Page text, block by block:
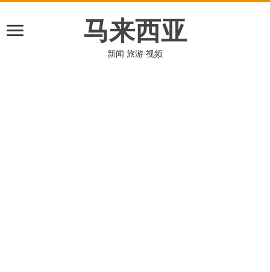
马来西亚
新闻 旅游 视频